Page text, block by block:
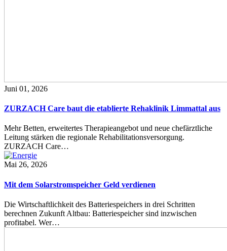
Juni 01, 2026
ZURZACH Care baut die etablierte Rehaklinik Limmattal aus
Mehr Betten, erweitertes Therapieangebot und neue chefärztliche
Leitung stärken die regionale Rehabilitationsversorgung.
ZURZACH Care…
Mai 26, 2026
Mit dem Solarstromspeicher Geld verdienen
Die Wirtschaftlichkeit des Batteriespeichers in drei Schritten
berechnen Zukunft Altbau: Batteriespeicher sind inzwischen
profitabel. Wer…